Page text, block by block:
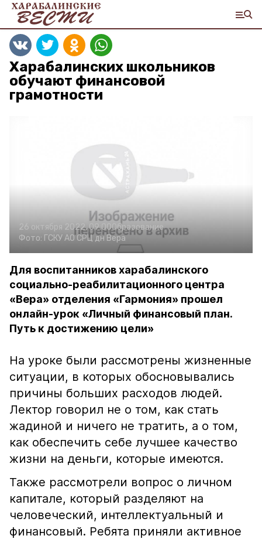
Харабалинских школьников
обучают финансовой
грамотности
26 октября 2022, 09:00Образование
Фото: ГСКУ АО СРЦ дн Вера
Для воспитанников харабалинского
социально-реабилитационного центра
«Вера» отделения «Гармония» прошел
онлайн-урок «Личный финансовый план.
Путь к достижению цели»
На уроке были рассмотрены жизненные
ситуации, в которых обосновывались
причины больших расходов людей.
Лектор говорил не о том, как стать
жадиной и ничего не тратить, а о том,
как обеспечить себе лучшее качество
жизни на деньги, которые имеются.
Также рассмотрели вопрос о личном
капитале, который разделяют на
человеческий, интеллектуальный и
финансовый. Ребята приняли активное